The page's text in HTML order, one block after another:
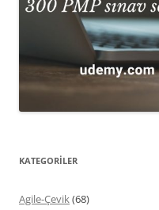
KATEGORİLER
Agile-Çevik(68)